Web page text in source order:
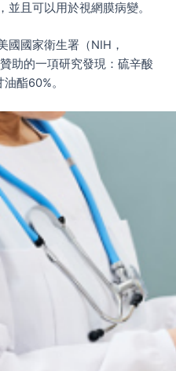
並且可以用於視網膜病變。
國國家衛生署（NIH，
助的一項研究發現：硫辛酸
酯60%。